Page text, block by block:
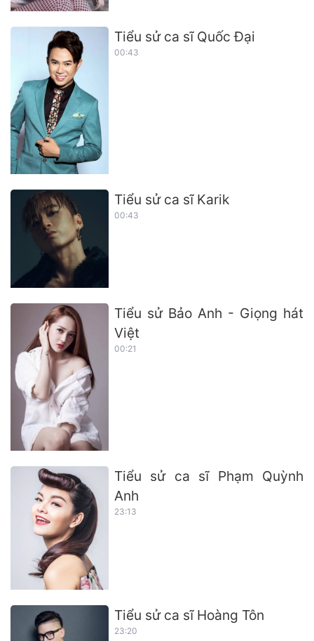
Tiểu sử ca sĩ Quốc Đại
00:43
Tiểu sử ca sĩ Karik
00:43
Tiểu sử Bảo Anh - Giọng hát
Việt
00:21
Tiểu sử ca sĩ Phạm Quỳnh
Anh
23:13
Tiểu sử ca sĩ Hoàng Tôn
23:20